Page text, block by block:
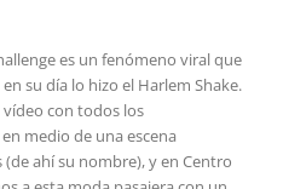
es un fenómeno viral que
su día lo hizo el Harlem Shake.
con todos los
medio de una escena
ahí su nombre), y en Centro